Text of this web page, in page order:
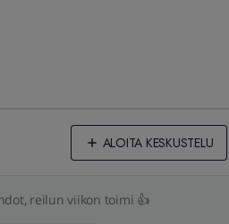
ALOITA KESKUSTELU
reilun viikon toimi 👍